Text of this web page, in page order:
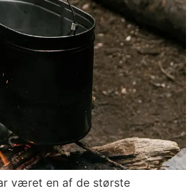
været en af de største